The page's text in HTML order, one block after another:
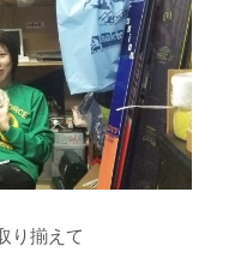
り揃えて